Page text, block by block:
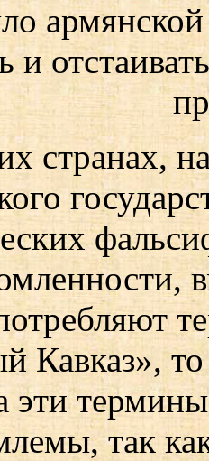
и
странах,
Кавказ», то
эти
так